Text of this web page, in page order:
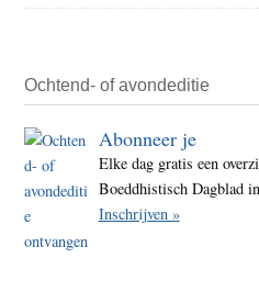
Ochtend- of avondeditie
Abonneer je
Elke dag gratis een
Boeddhistisch Dagblad
Inschrijven »